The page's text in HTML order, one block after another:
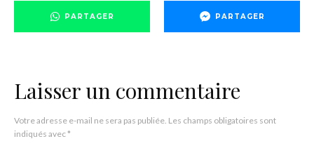
PARTAGER PARTAGER
Laisser un commentaire
Votre adresse e-mail ne sera pas publiée. Les champs obligatoires sont
indiqués avec*